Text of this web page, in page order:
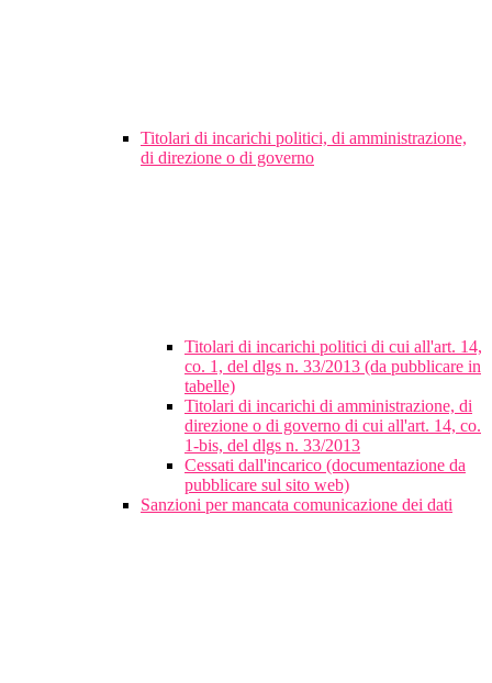
Titolari di incarichi politici, di amministrazione,
di direzione o di governo
Titolari di incarichi politici di cui all'art. 14,
co. 1, del dlgs n. 33/2013 (da pubblicare in
tabelle)
Titolari di incarichi di amministrazione, di
direzione o di governo di cui all'art. 14, co.
1-bis, del dlgs n. 33/2013
Cessati dall'incarico (documentazione da
pubblicare sul sito web)
Sanzioni per mancata comunicazione dei dati